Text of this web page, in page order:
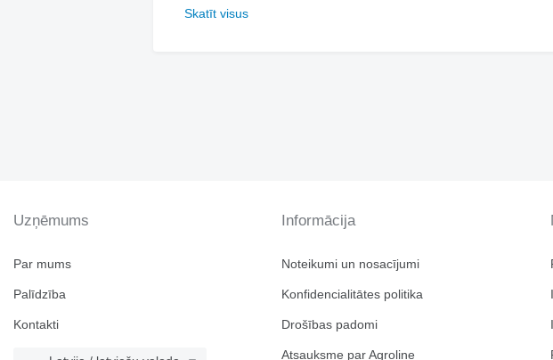
Skatīt visus
Uzņēmums
Par mums
Palīdzība
Kontakti
Informācija
Noteikumi un nosacījumi
Konfidencialitātes politika
Drošības padomi
Atsauksme par Agroline